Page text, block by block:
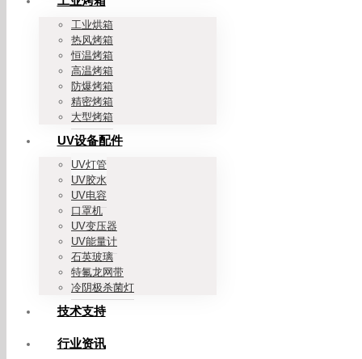
工业烘箱
热风烤箱
恒温烤箱
高温烤箱
防爆烤箱
精密烤箱
大型烤箱
UV设备配件
UV灯管
UV胶水
UV电容
口罩机
UV变压器
UV能量计
石英玻璃
特氟龙网带
冷阴极杀菌灯
技术支持
行业资讯